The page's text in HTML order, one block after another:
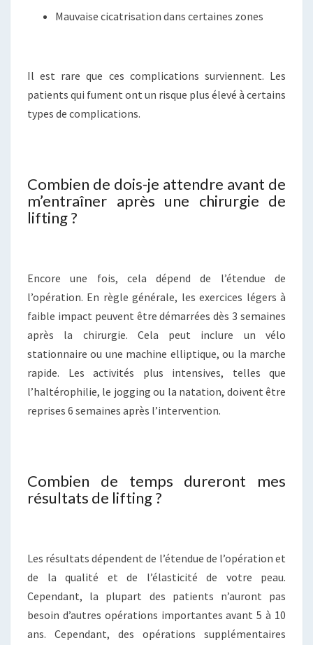
Mauvaise cicatrisation dans certaines zones
Il est rare que ces complications surviennent. Les
patients qui fument ont un risque plus élevé à certains
types de complications.
Combien de dois-je attendre avant de
m’entraîner après une chirurgie de
lifting ?
Encore une fois, cela dépend de l’étendue de
l’opération. En règle générale, les exercices légers à
faible impact peuvent être démarrées dès 3 semaines
après la chirurgie. Cela peut inclure un vélo
stationnaire ou une machine elliptique, ou la marche
rapide. Les activités plus intensives, telles que
l’haltérophilie, le jogging ou la natation, doivent être
reprises 6 semaines après l’intervention.
Combien de temps dureront mes
résultats de lifting ?
Les résultats dépendent de l’étendue de l’opération et
de la qualité et de l’élasticité de votre peau.
Cependant, la plupart des patients n’auront pas
besoin d’autres opérations importantes avant 5 à 10
ans. Cependant, des opérations supplémentaires